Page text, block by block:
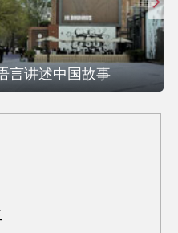
言讲述中国故事